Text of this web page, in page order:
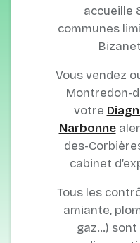
accueille
communes
Vous vendez
Montredon-
votre
Narbonne
des-
cabinet
Tous les
amiante,
gaz…)